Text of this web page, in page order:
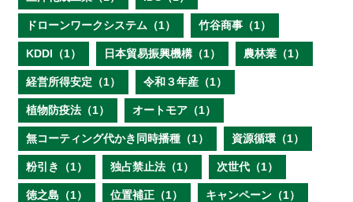
ドローンワークシステム（1） 竹谷商事（1）
KDDI（1） 日本貿易振興機構（1） 農林業（1）
経営所得安定（1） 令和３年産（1）
植物防疫法（1） オートモア（1）
無コーティング代かき同時播種（1） 資源循環（1）
粉引き（1） 独占禁止法（1） 次世代（1）
徳之島（1） 位置補正（1） キャンペーン（1）